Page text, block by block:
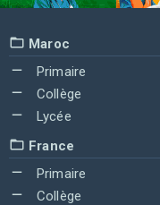
Maroc
Primaire
Collège
Lycée
France
Primaire
Collège